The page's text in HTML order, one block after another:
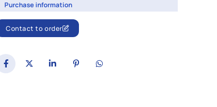
Purchase information
Contact to order